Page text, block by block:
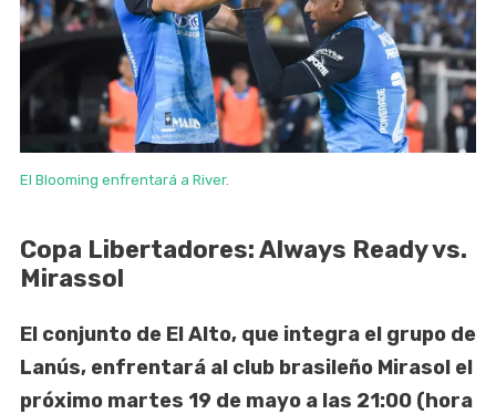
El Blooming enfrentará a River.
Copa Libertadores: Always Ready vs.
Mirassol
El conjunto de El Alto, que integra el grupo de
Lanús, enfrentará al club brasileño Mirasol el
próximo martes 19 de mayo a las 21:00 (hora